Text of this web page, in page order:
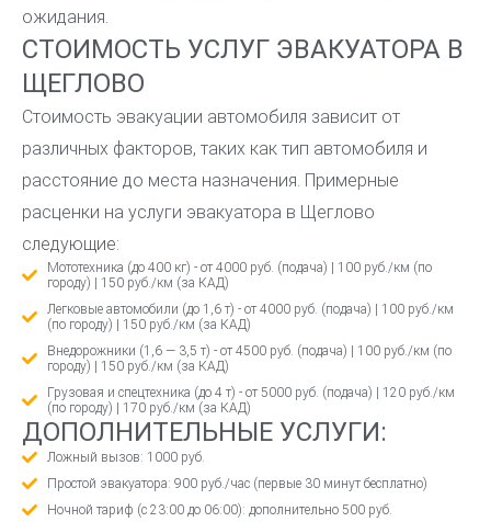
ожидания.
СТОИМОСТЬ УСЛУГ ЭВАКУАТОРА В
ЩЕГЛОВО
Стоимость эвакуации автомобиля зависит от
различных факторов, таких как тип автомобиля и
расстояние до места назначения. Примерные
расценки на услуги эвакуатора в Щеглово
следующие:
Мототехника (до 400 кг) - от 4000 руб. (подача) | 100 руб./км (по
городу) | 150 руб./км (за КАД)
Легковые автомобили (до 1,6 т) - от 4000 руб. (подача) | 100 руб./км
(по городу) | 150 руб./км (за КАД)
Внедорожники (1,6 — 3,5 т) - от 4500 руб. (подача) | 100 руб./км (по
городу) | 150 руб./км (за КАД)
Грузовая и спецтехника (до 4 т) - от 5000 руб. (подача) | 120 руб./км
(по городу) | 170 руб./км (за КАД)
ДОПОЛНИТЕЛЬНЫЕ УСЛУГИ:
Ложный вызов: 1000 руб.
Простой эвакуатора: 900 руб./час (первые 30 минут бесплатно)
Ночной тариф (с 23:00 до 06:00): дополнительно 500 руб.